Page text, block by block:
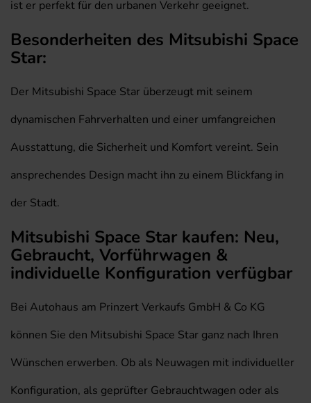
ist er perfekt für den urbanen Verkehr geeignet.
Besonderheiten des Mitsubishi Space
Star:
Der Mitsubishi Space Star überzeugt mit seinem
dynamischen Fahrverhalten und einer umfangreichen
Ausstattung, die Sicherheit und Komfort vereint. Sein
ansprechendes Design macht ihn zu einem Blickfang in
der Stadt.
Mitsubishi Space Star kaufen: Neu,
Gebraucht, Vorführwagen &
individuelle Konfiguration verfügbar
Bei Autohaus am Prinzert Verkaufs GmbH & Co KG
können Sie den Mitsubishi Space Star ganz nach Ihren
Wünschen erwerben. Ob als Neuwagen mit individueller
Konfiguration, als geprüfter Gebrauchtwagen oder als